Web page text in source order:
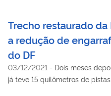
Trecho restaurado
a redução de
do DF
03/12/2021 - Dois meses
já teve 15 quilômetros de